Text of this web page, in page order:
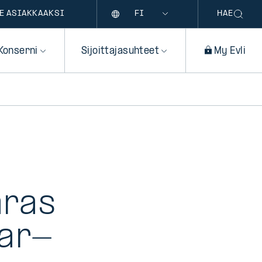
ASIAKKAAKSI HAE
Sijoittajasuhteet My Evli